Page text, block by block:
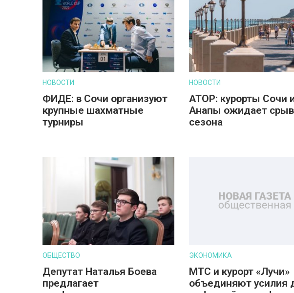
НОВОСТИ
ФИДЕ: в Сочи организуют
крупные шахматные
турниры
НОВОСТИ
АТОР: курорты Сочи
Анапы ожидает срыв
сезона
ОБЩЕСТВО
Депутат Наталья Боева
предлагает
ЭКОНОМИКА
МТС и курорт «Лучи»
объединяют усилия